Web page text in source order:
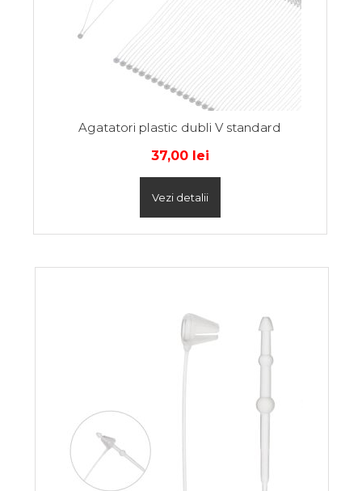
Agatatori plastic dubli V standard
37,00 lei
Vezi detalii